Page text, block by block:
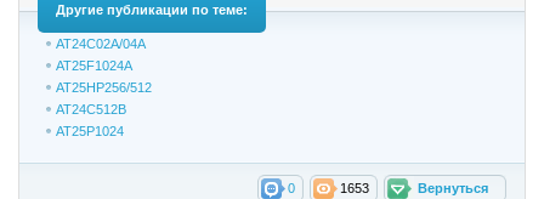
Другие публикации по теме:
AT24C02A/04A
AT25F1024A
AT25HP256/512
AT24C512B
AT25P1024
Вернуться
1653
0